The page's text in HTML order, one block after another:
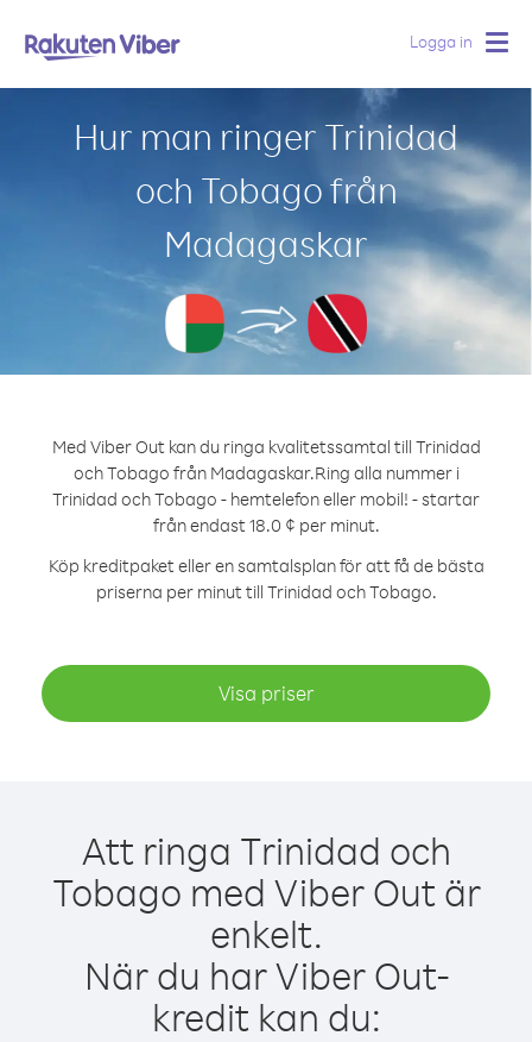
Logga in
Hur man ringer Trinidad
och Tobago från
Madagaskar
Med Viber Out kan du ringa kvalitetssamtal till Trinidad
och Tobago från Madagaskar.Ring alla nummer i
Trinidad och Tobago - hemtelefon eller mobil! - startar
från endast 18.0 ¢ per minut.
Köp kreditpaket eller en samtalsplan för att få de bästa
priserna per minut till Trinidad och Tobago.
Visa priser
Att ringa Trinidad och
Tobago med Viber Out är
enkelt.
När du har Viber Out-
kredit kan du: